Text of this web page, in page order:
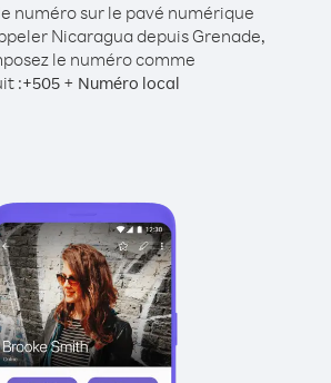
numéro sur le pavé numérique
Nicaragua depuis Grenade,
le numéro comme
:+505+ Numéro local